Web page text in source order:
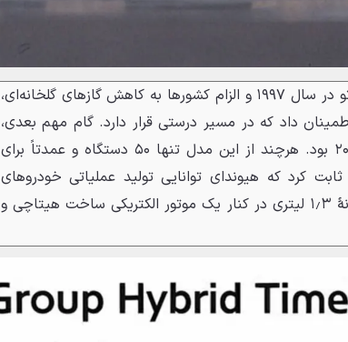
این آزمون‌وخطاها با تصویب پروتکل کیوتو در سال ۱۹۹۷ و الزام کشورها به کاهش گازهای گلخانه‌ای،
داد که در مسیر درستی قرار دارد. گام مهم بعدی،
تولید هیوندای کلیک هیبرید در سال ۲۰۰۴ بود. هرچند از این مدل تنها ۵۰ دستگاه و عمدتاً برای
کرد که هیوندای توانایی تولید عملیاتی خودروهای
هیبریدی را دارد. این خودرو از یک پیشرانهٔ ۱٫۳ لیتری در کنار یک موتور الکتریکی ساخت هیتاچی و